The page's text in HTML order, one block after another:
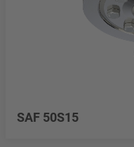
SAF 50S15